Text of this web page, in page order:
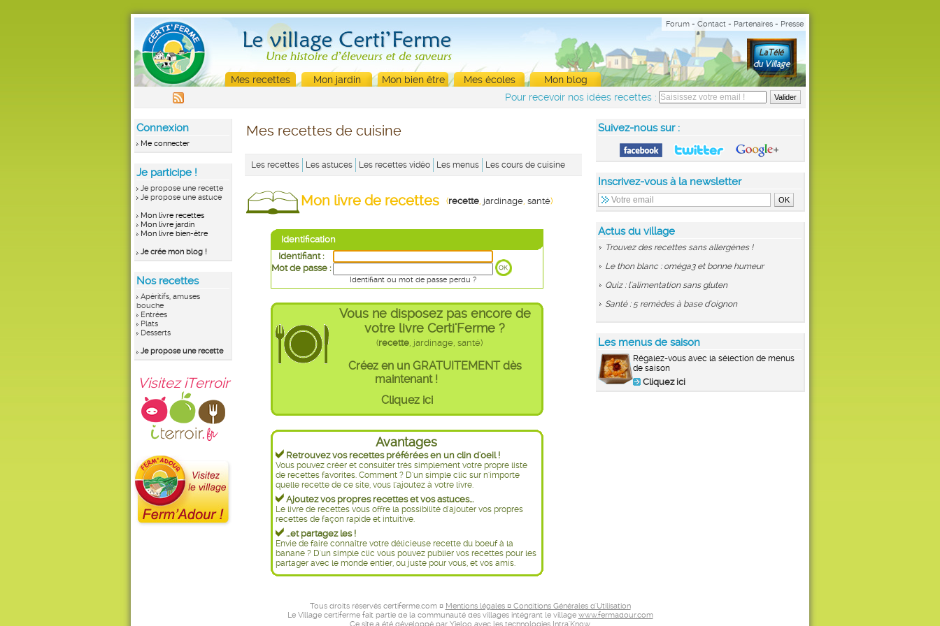
Forum - Contact - Partenaires - Presse
Mes recettes Mon jardin Mon bien être Mes écoles
Mon blog
Pour recevoir nos idées recettes :
Connexion
Me connecter
Je participe !
Je propose une recette
Je propose une astuce
Mon livre recettes
Mon livre jardin
Mon livre bien-être
Je crée mon blog !
Nos recettes
Apéritifs, amuses
bouche
Entrées
Plats
Desserts
Je propose une recette
Visitez iTerroir
Suivez-nous sur :
Inscrivez-vous à la newsletter
Actus du village
Trouvez des recettes sans allergènes !
Le thon blanc : oméga3 et bonne humeur
Quiz : l'alimentation sans gluten
Santé : 5 remèdes à base d'oignon
Les menus de saison
Régalez-vous avec la sélection de menus
de saison
Cliquez ici
Mes recettes de cuisine
Les recettes Les astuces Les recettes vidéo Les menus Les cours de cuisine
Mon livre de recettes (recette, jardinage, santé)
Identification
Identifiant :
Mot de passe :
Identifiant ou mot de passe perdu ?
Vous ne disposez pas encore de
votre livre Certi'Ferme ?
(recette, jardinage, santé)
Créez en un GRATUITEMENT dès
maintenant !
Cliquez ici
Avantages
Retrouvez vos recettes préférées en un clin d'oeil !
Vous pouvez créer et consulter très simplement votre propre liste
de recettes favorites. Comment ? D'un simple clic sur n'importe
quelle recette de ce site, vous l'ajoutez à votre livre.
Ajoutez vos propres recettes et vos astuces...
Le livre de recettes vous offre la possibilité d'ajouter vos propres
recettes de façon rapide et intuitive.
...et partagez les !
Envie de faire connaître votre délicieuse recette du boeuf à la
banane ? D'un simple clic vous pouvez publier vos recettes pour les
partager avec le monde entier, ou juste pour vous, et vos amis.
Tous droits réservés certiferme.com ¤ Mentions légales ¤ Conditions Générales d'Utilisation
Le Village certiferme fait partie de la communauté des villages intégrant le village www.fermadour.com